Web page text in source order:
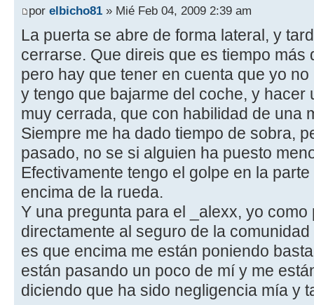
por elbicho81 » Mié Feb 04, 2009 2:39 am
La puerta se abre de forma lateral, y
cerrarse. Que direis que es tiempo más
pero hay que tener en cuenta que yo
y tengo que bajarme del coche, y hacer
muy cerrada, que con habilidad de una
Siempre me ha dado tiempo de sobra,
pasado, no se si alguien ha puesto
Efectivamente tengo el golpe en la
encima de la rueda.
Y una pregunta para el _alexx, yo
directamente al seguro de la
es que encima me están poniendo
están pasando un poco de mí y me
diciendo que ha sido negligencia mía y